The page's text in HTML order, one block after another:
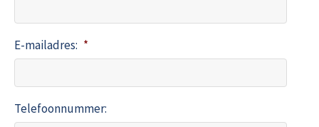
E-mailadres: *
Telefoonnummer: